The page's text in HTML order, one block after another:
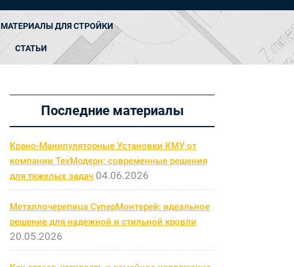
МАТЕРИАЛЫ ДЛЯ СТРОЙКИ
СТАТЬИ
Последние материалы
Крано-Манипуляторные Установки КМУ от
компании ТехМодерн: современные решения
для тяжелых задач 04.06.2026
Металлочерепица СуперМонтерей: идеальное
решение для надежной и стильной кровли
20.05.2026